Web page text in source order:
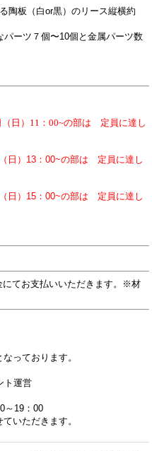
陶板（白or黒）のリース縦横約
ーツ７個〜10個と金属パーツ数
日） 11：00~の部は 定員に達し
日）13：00~の部は 定員に達し
日）15：00~の部は 定員に達し
てお支払いいただきます。※材
っております。
ト運営
19：00
いただきます。